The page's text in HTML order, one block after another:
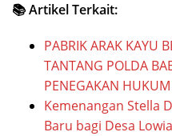
📚 Artikel Terkait:
PABRIK ARAK KAYU
TANTANG POLDA
PENEGAKAN HUKUM
Kemenangan Stella
Baru bagi Desa